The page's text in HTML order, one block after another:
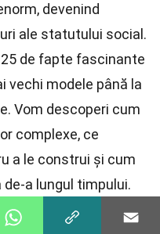
devenind
ale statutului social.
de fapte fascinante
vechi modele până la
Vom descoperi cum
complexe, ce
a le construi și cum
a lungul timpului.
despre